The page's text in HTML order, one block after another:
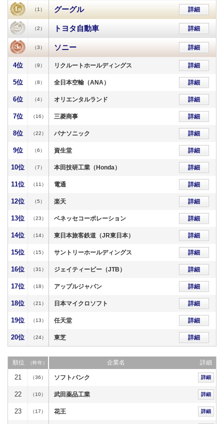
（1） グーグル 詳細
（2） トヨタ自動車 詳細
（3） ソニー 詳細
4位 （9） リクルートホールディングス 詳細
5位 （8） 全日本空輸（ANA） 詳細
6位 （4） オリエンタルランド 詳細
7位 （16） 三菱商事 詳細
8位 （22） パナソニック 詳細
9位 （6） 資生堂 詳細
10位 （7） 本田技研工業（Honda） 詳細
11位 （11） 電通 詳細
12位 （5） 楽天 詳細
13位 （23） ベネッセコーポレーション 詳細
14位 （14） 東日本旅客鉄道（JR東日本） 詳細
15位 （15） サントリーホールディングス 詳細
16位 （31） ジェイティービー（JTB） 詳細
17位 （18） アップルジャパン 詳細
18位 （21） 日本マイクロソフト 詳細
19位 （13） 任天堂 詳細
20位 （24） 東芝 詳細
順位 （昨年） 企業名 詳細
21 （36） ソフトバンク 詳細
22 （10） 武田薬品工業 詳細
23 （17） 花王 詳細